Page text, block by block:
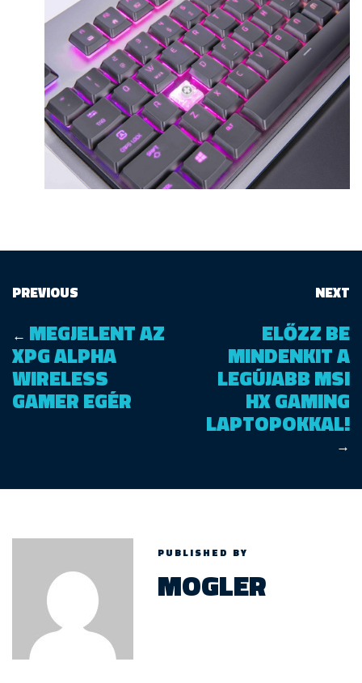
PREVIOUS
← MEGJELENT AZ
XPG ALPHA
WIRELESS
GAMER EGÉR
NEXT
ELŐZZ BE
MINDENKIT A
LEGÚJABB MSI
HX GAMING
LAPTOPOKKAL!
→
PUBLISHED BY
MOGLER